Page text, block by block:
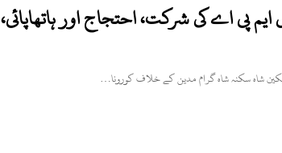
پی اے کی شرکت، احتجاج اور ہاتھاپائی،
شاہ سکنہ شاہ گرام مدین کے خلاف کورونا…